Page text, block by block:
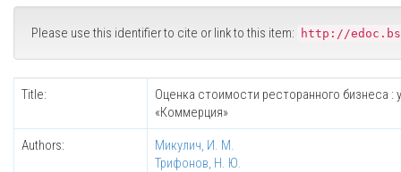
Please use this identifier to cite or link to this item: http://
Title:
Оценка стоимости ресторанного бизнеса :
«Коммерция»
Authors:
Микулич, И. М.
Трифонов, Н. Ю.